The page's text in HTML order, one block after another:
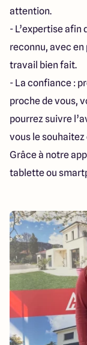
attention.
- L’expertise
reconnu, avec
travail bien fait.
- La confiance :
proche de vous,
pourrez suivre
vous le souhaitez
Grâce à notre
tablette ou